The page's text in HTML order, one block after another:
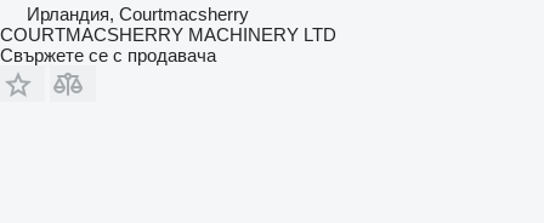
Ирландия, Courtmacsherry
COURTMACSHERRY MACHINERY LTD
Свържете се с продавача